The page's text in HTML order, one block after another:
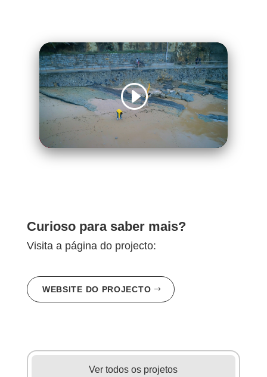
Curioso para saber mais?
Visita a página do projecto:
WEBSITE DO PROJECTO
Ver todos os projetos